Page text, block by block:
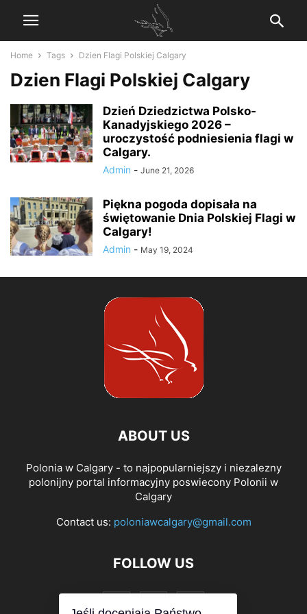
Home Tags Dzien Flagi Polskiej Calgary
Dzien Flagi Polskiej Calgary
Dzień Dziedzictwa Polsko-
Kanadyjskiego 2026 –
uroczystość podniesienia flagi w
Calgary.
Admin - June 21, 2026
Piękna pogoda dopisała na
świętowanie Dnia Polskiej Flagi w
Calgary!
Admin - May 19, 2024
ABOUT US
Polonia w Calgary - to najpopularniejszy i niezalezny
polonijny portal informacyjny poswiecony Polonii w
Calgary
Contact us: poloniawcalgary@gmail.com
FOLLOW US